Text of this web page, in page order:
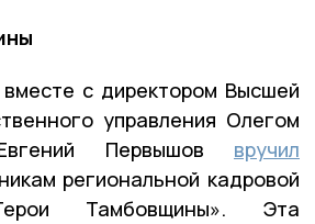
с директором Высшей
управления Олегом
Первышов вручил
региональной кадровой
Тамбовщины». Эта